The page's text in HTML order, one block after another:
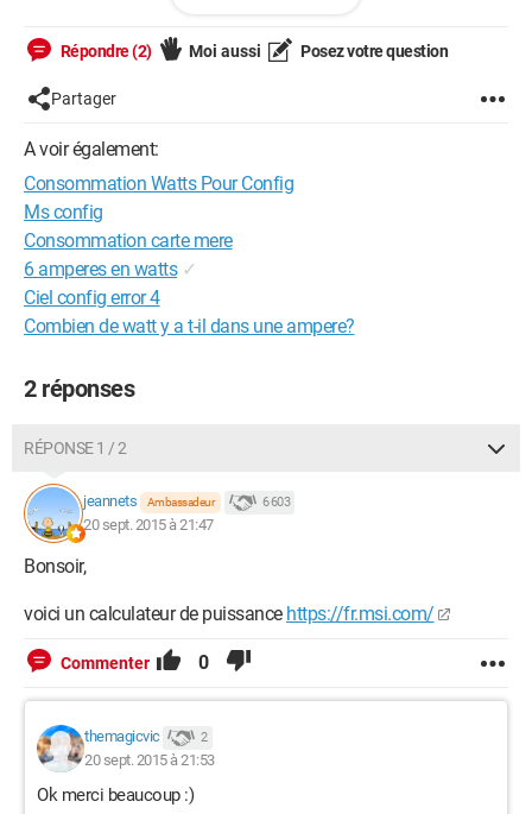
(Hors Sujet....... dans les processeurs AMD y a t-il un meilleur
que le FX-8350 4GHZ Octo Core ?)
Répondre (2) Moi aussi Posez votre question
Partager
A voir également:
Consommation Watts Pour Config
Ms config
Consommation carte mere
6 amperes en watts ✓
Ciel config error 4
Combien de watt y a t-il dans une ampere?
2 réponses
RÉPONSE 1 / 2
jeannets Ambassadeur 6 603
20 sept. 2015 à 21:47
Bonsoir,
voici un calculateur de puissance https://fr.msi.com/
Commenter 0
themagicvic 2
20 sept. 2015 à 21:53
Ok merci beaucoup :)